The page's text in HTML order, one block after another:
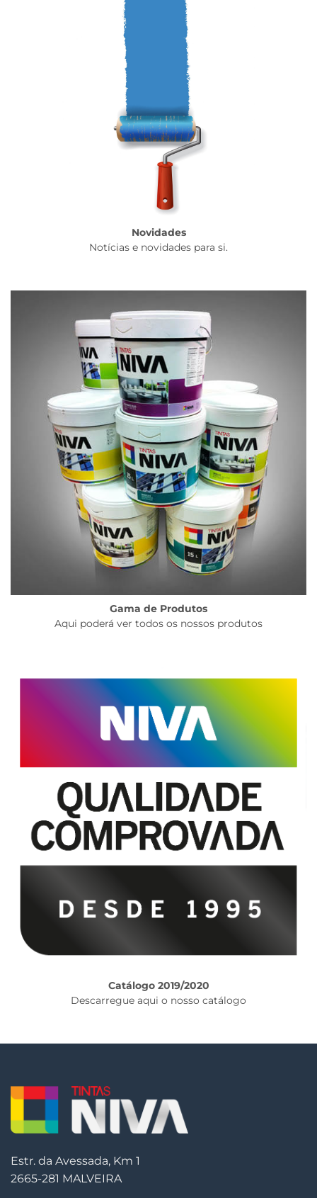
Novidades
Notícias e novidades para si.
Gama de Produtos
Aqui poderá ver todos os nossos produtos
Catálogo 2019/2020
Descarregue aqui o nosso catálogo
Estr. da Avessada, Km 1
2665-281 MALVEIRA